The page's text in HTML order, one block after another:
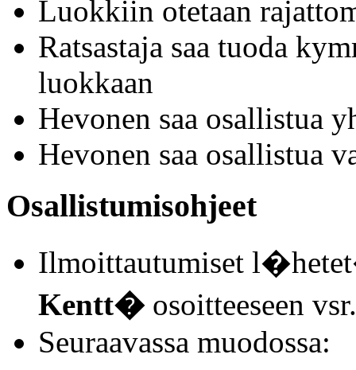
Luokkiin otetaan
Ratsastaja saa tuoda
luokkaan
Hevonen saa osallistua
Hevonen saa osallistua
Osallistumisohjeet
Ilmoittautumiset
Kentt�osoitteeseen
Seuraavassa muodossa: